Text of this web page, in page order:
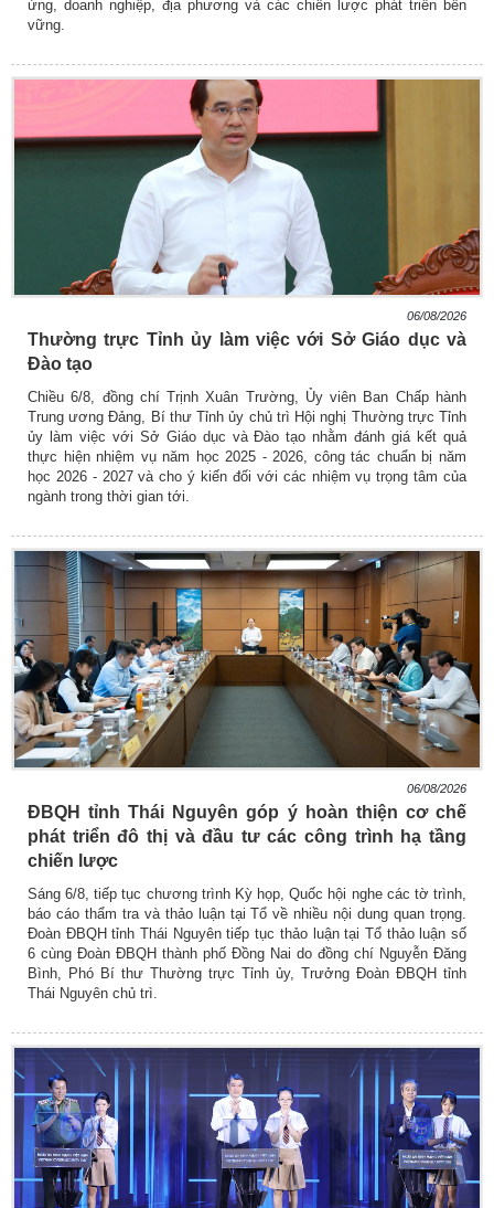
ứng, doanh nghiệp, địa phương và các chiến lược phát triển bền
vững.
06/08/2026
Thường trực Tỉnh ủy làm việc với Sở Giáo dục và
Đào tạo
Chiều 6/8, đồng chí Trịnh Xuân Trường, Ủy viên Ban Chấp hành
Trung ương Đảng, Bí thư Tỉnh ủy chủ trì Hội nghị Thường trực Tỉnh
ủy làm việc với Sở Giáo dục và Đào tạo nhằm đánh giá kết quả
thực hiện nhiệm vụ năm học 2025 - 2026, công tác chuẩn bị năm
học 2026 - 2027 và cho ý kiến đối với các nhiệm vụ trọng tâm của
ngành trong thời gian tới.
06/08/2026
ĐBQH tỉnh Thái Nguyên góp ý hoàn thiện cơ chế
phát triển đô thị và đầu tư các công trình hạ tầng
chiến lược
Sáng 6/8, tiếp tục chương trình Kỳ họp, Quốc hội nghe các tờ trình,
báo cáo thẩm tra và thảo luận tại Tổ về nhiều nội dung quan trọng.
Đoàn ĐBQH tỉnh Thái Nguyên tiếp tục thảo luận tại Tổ thảo luận số
6 cùng Đoàn ĐBQH thành phố Đồng Nai do đồng chí Nguyễn Đăng
Bình, Phó Bí thư Thường trực Tỉnh ủy, Trưởng Đoàn ĐBQH tỉnh
Thái Nguyên chủ trì.